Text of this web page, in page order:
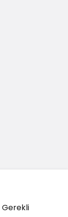
Gerekli